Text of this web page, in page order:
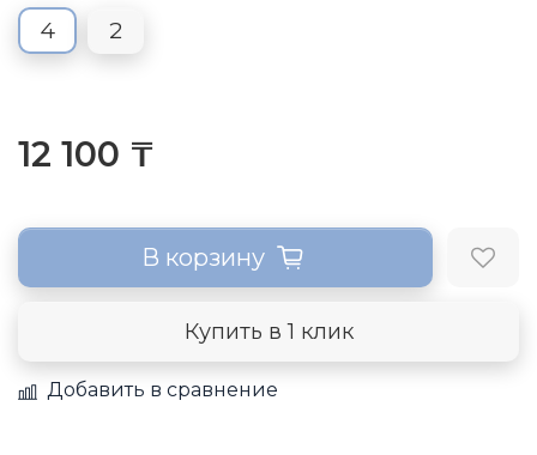
4 2
12 100 ₸
В корзину
Купить в 1 клик
Добавить в сравнение